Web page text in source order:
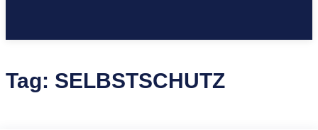
Tag: SELBSTSCHUTZ